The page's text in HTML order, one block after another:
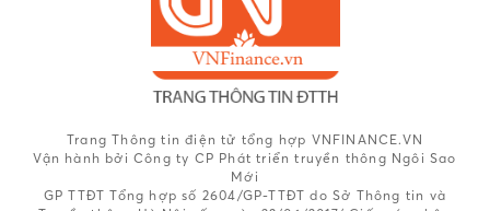
Trang Thông tin điện tử tổng hợp VNFINANCE.VN
Vận hành bởi Công ty CP Phát triển truyền thông Ngôi Sao
Mới
GP TTĐT Tổng hợp số 2604/GP-TTĐT do Sở Thông tin và